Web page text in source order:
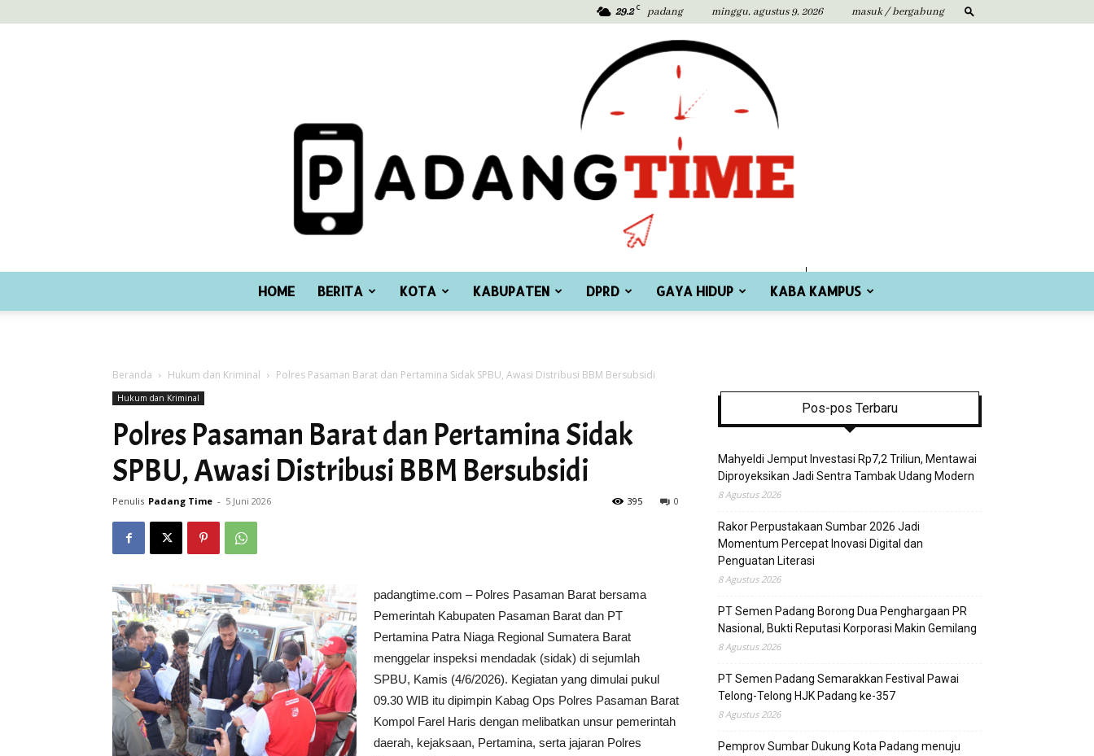
29.2 C padang minggu, agustus 9, 2026 masuk / bergabung
Time
HOME BERITA KOTA KABUPATEN DPRD GAYA HIDUP KABA KAMPUS
Beranda Hukum dan Kriminal Polres Pasaman Barat dan Pertamina Sidak SPBU, Awasi Distribusi BBM Bersubsidi
Hukum dan Kriminal
Polres Pasaman Barat dan Pertamina Sidak
SPBU, Awasi Distribusi BBM Bersubsidi
Penulis Padang Time - 5 Juni 2026 0
395
padangtime.com – Polres Pasaman Barat bersama
Pemerintah Kabupaten Pasaman Barat dan PT
Pertamina Patra Niaga Regional Sumatera Barat
menggelar inspeksi mendadak (sidak) di sejumlah
SPBU, Kamis (4/6/2026). Kegiatan yang dimulai pukul
09.30 WIB itu dipimpin Kabag Ops Polres Pasaman Barat
Kompol Farel Haris dengan melibatkan unsur pemerintah
daerah, kejaksaan, Pertamina, serta jajaran Polres
Pos-pos Terbaru
Mahyeldi Jemput Investasi Rp7,2 Triliun, Mentawai
Diproyeksikan Jadi Sentra Tambak Udang Modern
8 Agustus 2026
Rakor Perpustakaan Sumbar 2026 Jadi
Momentum Percepat Inovasi Digital dan
Penguatan Literasi
8 Agustus 2026
PT Semen Padang Borong Dua Penghargaan PR
Nasional, Bukti Reputasi Korporasi Makin Gemilang
8 Agustus 2026
PT Semen Padang Semarakkan Festival Pawai
Telong-Telong HJK Padang ke-357
8 Agustus 2026
Pemprov Sumbar Dukung Kota Padang menuju